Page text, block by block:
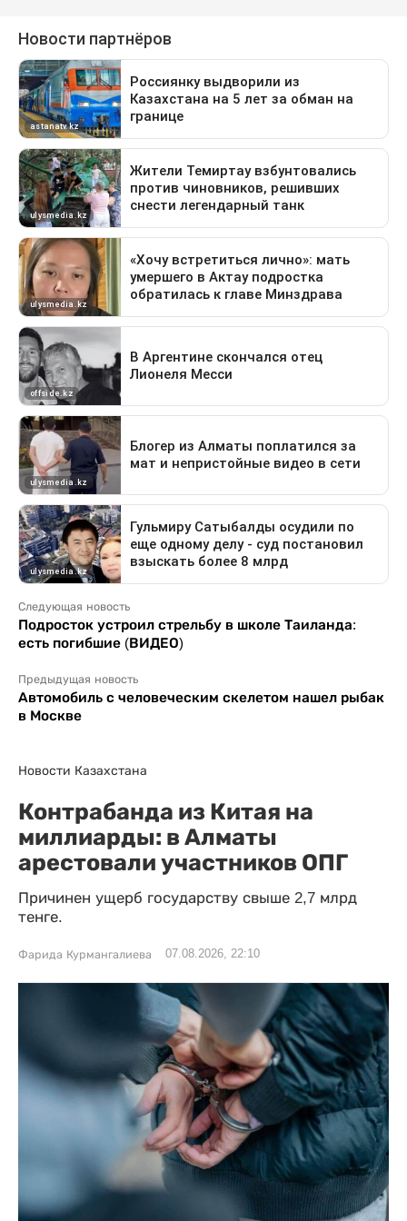
Следующая новость
Подросток устроил стрельбу в школе Таиланда:
есть погибшие (ВИДЕО)
Предыдущая новость
Автомобиль с человеческим скелетом нашел рыбак
в Москве
Новости Казахстана
Контрабанда из Китая на
миллиарды: в Алматы
арестовали участников ОПГ
Причинен ущерб государству свыше 2,7 млрд
тенге.
Фарида Курмангалиева 07.08.2026, 22:10